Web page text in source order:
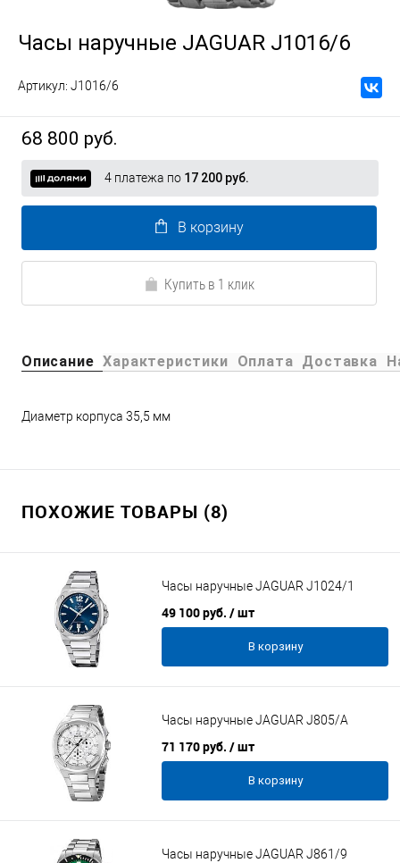
Часы наручные JAGUAR J1016/6
Артикул: J1016/6
68 800 руб.
4 платежа по 17 200 руб.
В корзину
Купить в 1 клик
Описание Характеристики Оплата Доставка
Диаметр корпуса 35,5 мм
ПОХОЖИЕ ТОВАРЫ (8)
Часы наручные JAGUAR J1024/1
49 100 руб. / шт
В корзину
Часы наручные JAGUAR J805/A
71 170 руб. / шт
В корзину
Часы наручные JAGUAR J861/9